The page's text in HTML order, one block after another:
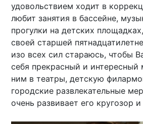
удовольствием ходит в
любит занятия в бассейне,
прогулки на детских
своей старшей
изо всех сил стараюсь, чтобы
себя прекрасный и
ним в театры, детскую
городские развлекательные
очень развивает его кругозор и